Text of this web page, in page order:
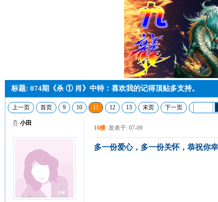
标题: 074期《杀 ① 肖》中特：喜欢我的记得顶贴多支持。
上一页 首页 9 10 11 12 13 末页 下一页
小田
10楼 发表于: 07-09
多一份爱心，多一份关怀，恭祝你